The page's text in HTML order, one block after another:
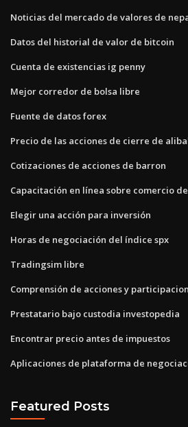
Noticias del mercado de valores de
Datos del historial de valor de bitcoin
Cuenta de existencias ig penny
Mejor corredor de bolsa libre
Fuente de datos forex
Precio de las acciones de cierre de
Cotizaciones de acciones de barron
Capacitación en línea sobre comercio
Elegir una acción para inversión
Horas de negociación del índice spx
Tradingsim libre
Comprensión de acciones y
Prestatario bajo custodia investopedia
Encontrar precio antes de impuestos
Aplicaciones de plataforma de
Featured Posts